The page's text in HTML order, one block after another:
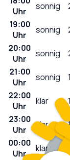
Uhr
sonnig
19:00
Uhr
sonnig
20:00
Uhr
sonnig
21:00
Uhr
sonnig
22:00
Uhr
klar
23:00
Uhr
klar
00:00
Uhr
klar